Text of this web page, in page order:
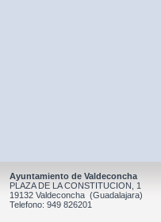
Ayuntamiento de Valdeconcha
PLAZA DE LA CONSTITUCION, 1
19132 Valdeconcha (Guadalajara)
Telefono: 949 826201